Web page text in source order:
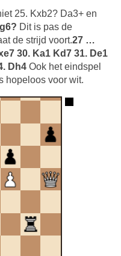
25. Kxb2? Da3+ en
Dit is pas de
de strijd voort.27 …
30. Ka1 Kd7 31. De1
Dh4 Ook het eindspel
hopeloos voor wit.